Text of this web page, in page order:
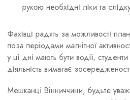
рукою необхідні ліки та
Фахівці радять за можливості
поза періодами магнітної
у ці дні мають бути водії,
діяльність вимагає
Мешканці Вінниччини, будьте